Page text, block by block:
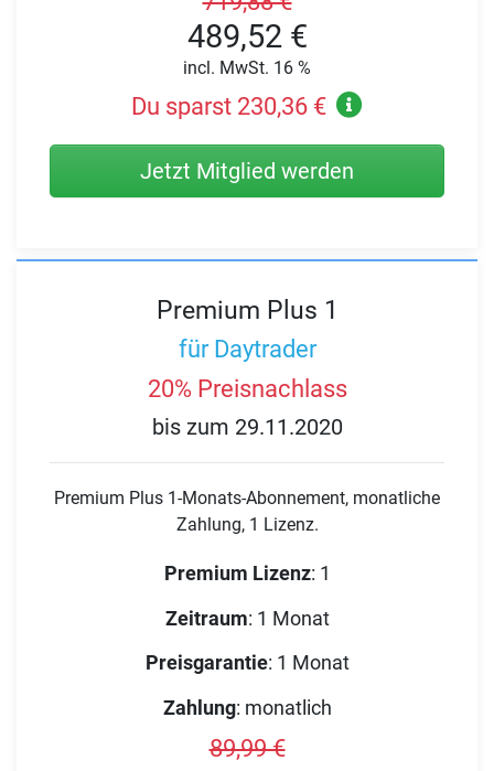
489,52 €
incl. MwSt. 16 %
Du sparst 230,36 €
Jetzt Mitglied werden
Premium Plus 1
für Daytrader
20% Preisnachlass
bis zum 29.11.2020
Premium Plus 1-Monats-Abonnement, monatliche
Zahlung, 1 Lizenz.
Premium Lizenz: 1
Zeitraum: 1 Monat
Preisgarantie: 1 Monat
Zahlung: monatlich
89,99 €